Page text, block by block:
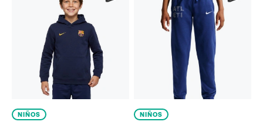
NIÑOS NIÑOS